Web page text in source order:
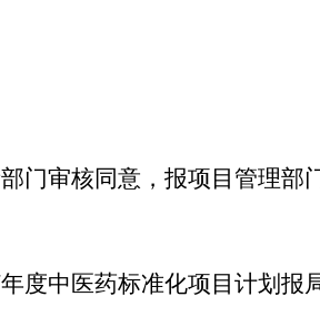
门审核同意，报项目管理部
度中医药标准化项目计划报